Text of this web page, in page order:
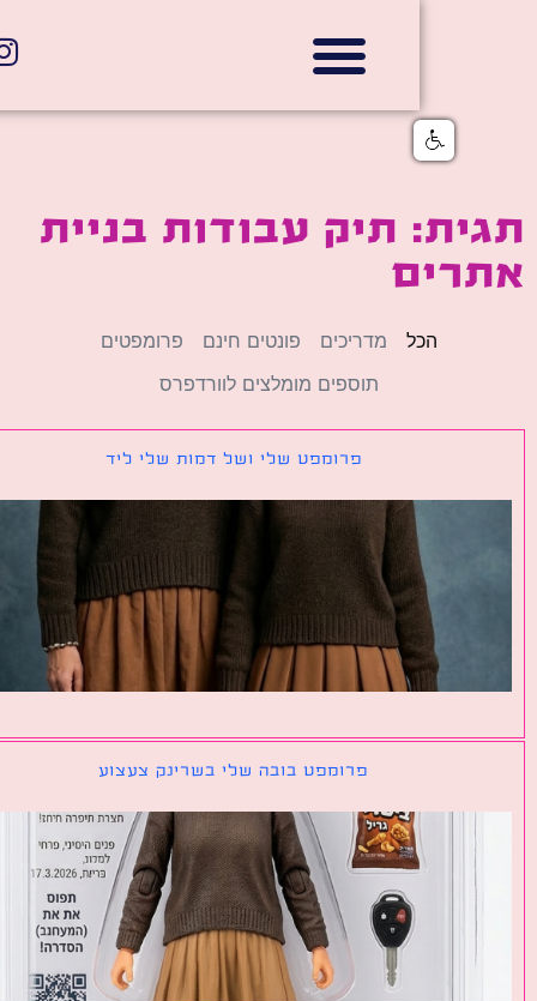
תיק עבודות בניית
מדריכים פונטים חינם
פרומפטים
תוספים מומלצים לוורדפרס
פרומפט שלי ושל דמות שלי ליד
פרומפט בובה שלי בשרינק צעצוע